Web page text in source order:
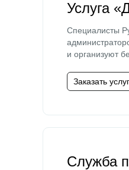
Услуга
Специалисты
и организуют
Заказать
Служба